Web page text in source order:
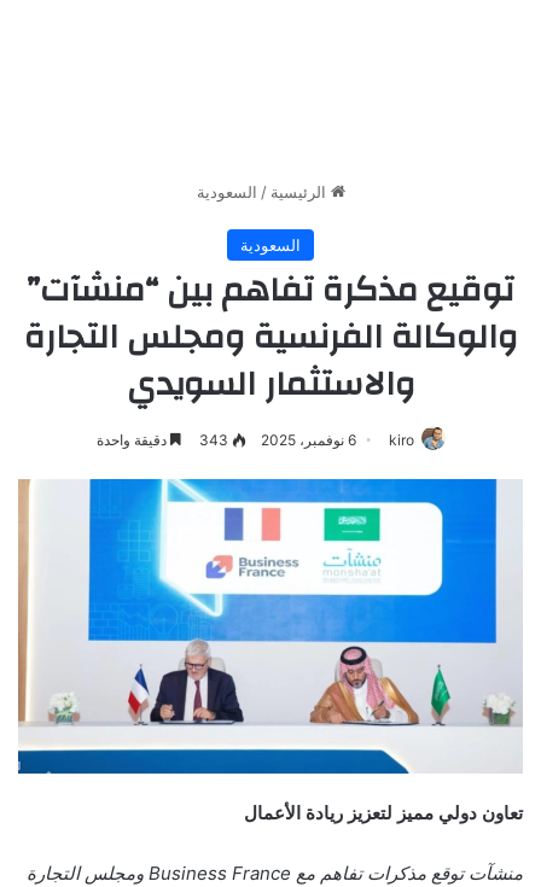
الرئيسية / السعودية
السعودية
توقيع مذكرة تفاهم بين “منشآت”
والوكالة الفرنسية ومجلس التجارة
والاستثمار السويدي
kiro 6 نوفمبر، 2025 343 دقيقة واحدة
تعاون دولي مميز لتعزيز ريادة الأعمال
منشآت توقع مذكرات تفاهم مع Business France ومجلس التجارة